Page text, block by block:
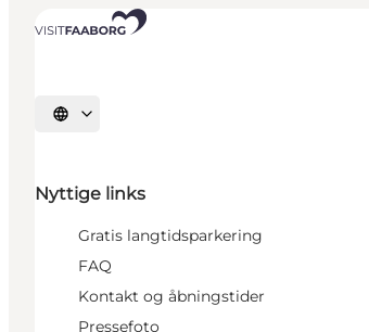
Vælg sprog
Nyttige links
Gratis langtidsparkering
FAQ
Kontakt og åbningstider
Pressefoto